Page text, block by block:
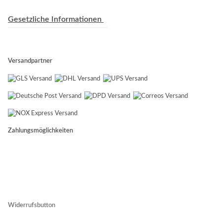
Gesetzliche Informationen
Versandpartner
Zahlungsmöglichkeiten
Widerrufsbutton